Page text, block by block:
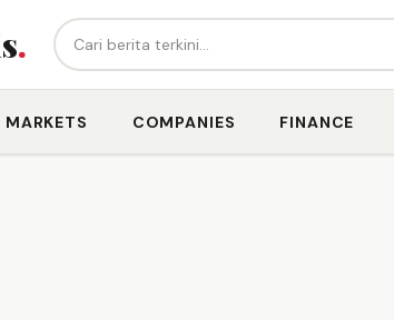
. Cari berita...
MARKETS COMPANIES FINANCE